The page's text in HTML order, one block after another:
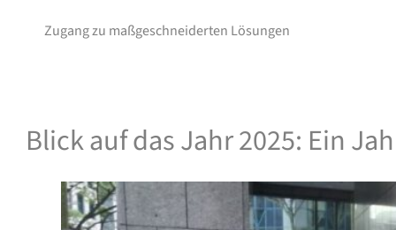
Zugang zu maßgeschneiderten Lösungen
Blick auf das Jahr 2025: Ein